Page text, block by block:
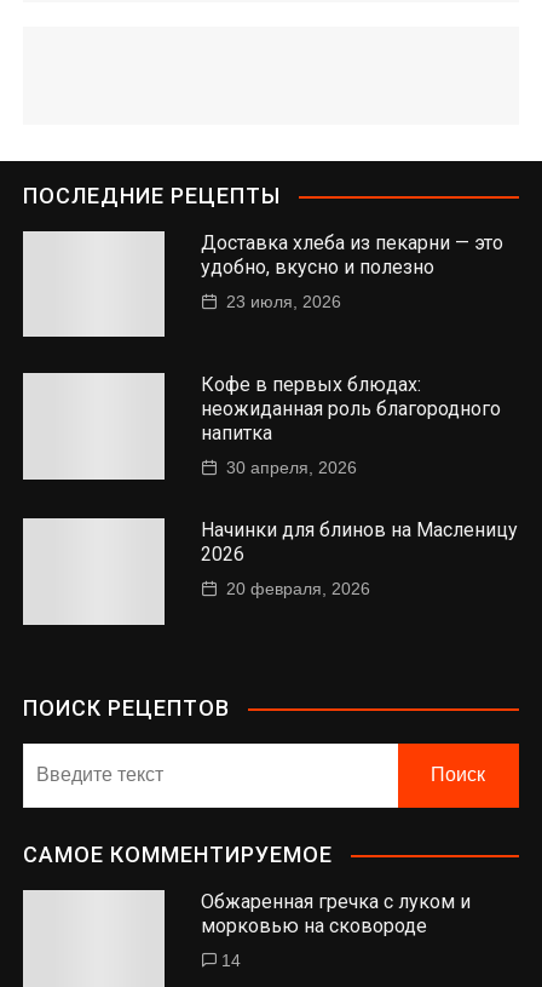
ПОСЛЕДНИЕ РЕЦЕПТЫ
Доставка хлеба из пекарни — это
удобно, вкусно и полезно
23 июля, 2026
Кофе в первых блюдах:
неожиданная роль благородного
напитка
30 апреля, 2026
Начинки для блинов на Масленицу
2026
20 февраля, 2026
ПОИСК РЕЦЕПТОВ
САМОЕ КОММЕНТИРУЕМОЕ
Обжаренная гречка с луком и
морковью на сковороде
14